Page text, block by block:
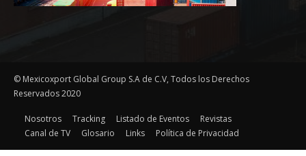
© Mexicoxport Global Group S.A de C.V, Todos los Derechos
Reservados 2020
Nosotros Tracking Listado de Eventos
Revistas
Canal de TV
Glosario Links Política de Privacidad